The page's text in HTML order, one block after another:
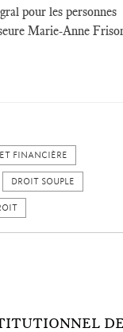
pour les personnes
Marie-Anne
FINANCIÈRE
DROIT SOUPLE